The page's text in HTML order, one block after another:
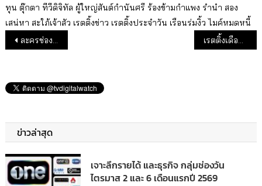
ทุน ตุ๊กตา ทีวีดิจิทัล ผู้ใหญ่สันต์กำนันศรี ร้องข้ามกำแพง รำนำ สอง
เสน่หา สะใภ้เจ้าสัว เรตติ้งข่าว เรตติ้งประจำวัน เรือนร่มงิ้ว ไมค์หมดหนี้
แนะแนวเรื่อง
ละครช่อง 7 หลุดอันดับ 1 เรตติ้งไพรม์ไทม์ เรตติ้งเดือน เม.ย.64 : ผู้ชมทีวีเพิ่มขึ้น
ข่าวล่าสุด
เจาะลึกรายได้ และธุรกิจ กลุ่มช่องวัน
ไตรมาส 2 และ 6 เดือนแรกปี 2569